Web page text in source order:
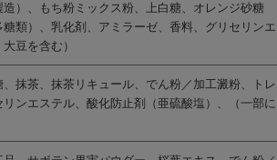
）、もち粉ミックス粉、上白糖、オレンジ砂糖
類）、乳化剤、アミラーゼ、香料、グリセリンエ
豆を含む）
抹茶、抹茶リキュール、でん粉／加工澱粉、トレ
ンエステル、酸化防止剤（亜硫酸塩）、（一部に